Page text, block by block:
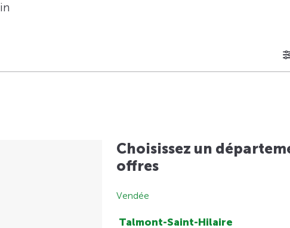
Choisissez un
offres
Vendée
Talmont-Saint-Hilaire